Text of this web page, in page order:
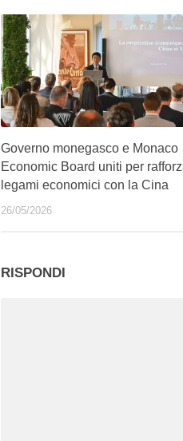
Governo monegasco e Monaco
Economic Board uniti per
legami economici con la Cina
26/05/2026
RISPONDI